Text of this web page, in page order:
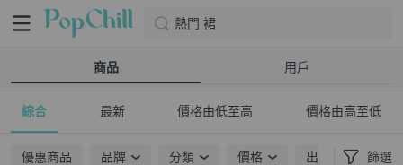
熱門 裙
商品 用戶
綜合 最新 價格由低至高 價格由高至低
優惠商品 品牌 分類 價格 出貨地點 篩選